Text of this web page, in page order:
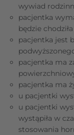
wywiad
pacjentka
będzie
pacjentka jest
pacjentka ma
pacjentka ma
u pacjentki
u pacjentki
wystąpiła w
stosowania